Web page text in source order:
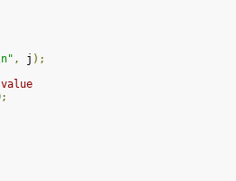
, j );
;